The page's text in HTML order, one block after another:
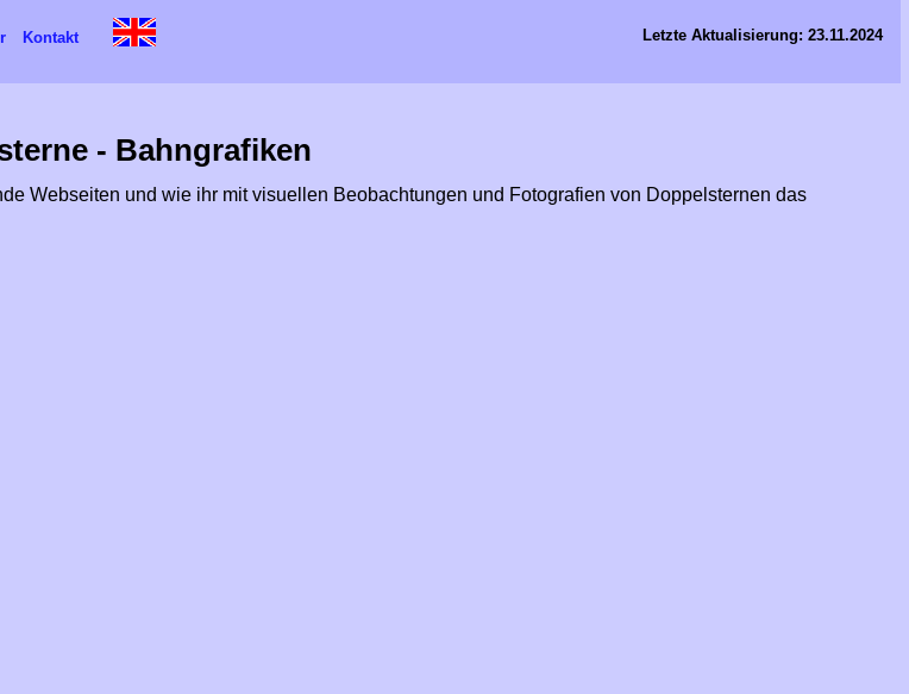
Kontakt Letzte Aktualisierung: 23.11.2024
- Bahngrafiken
Webseiten und wie ihr mit visuellen Beobachtungen und Fotografien von Doppelsternen das